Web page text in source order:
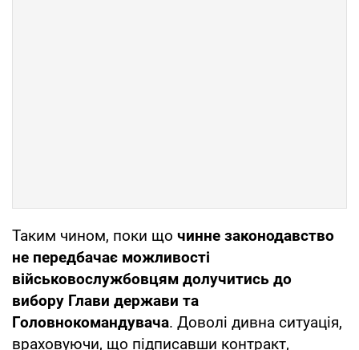
Таким чином, поки що чинне законодавство
не передбачає можливості
військовослужбовцям долучитись до
вибору Глави держави та
Головнокомандувача. Доволі дивна ситуація,
враховуючи, що підписавши контракт,